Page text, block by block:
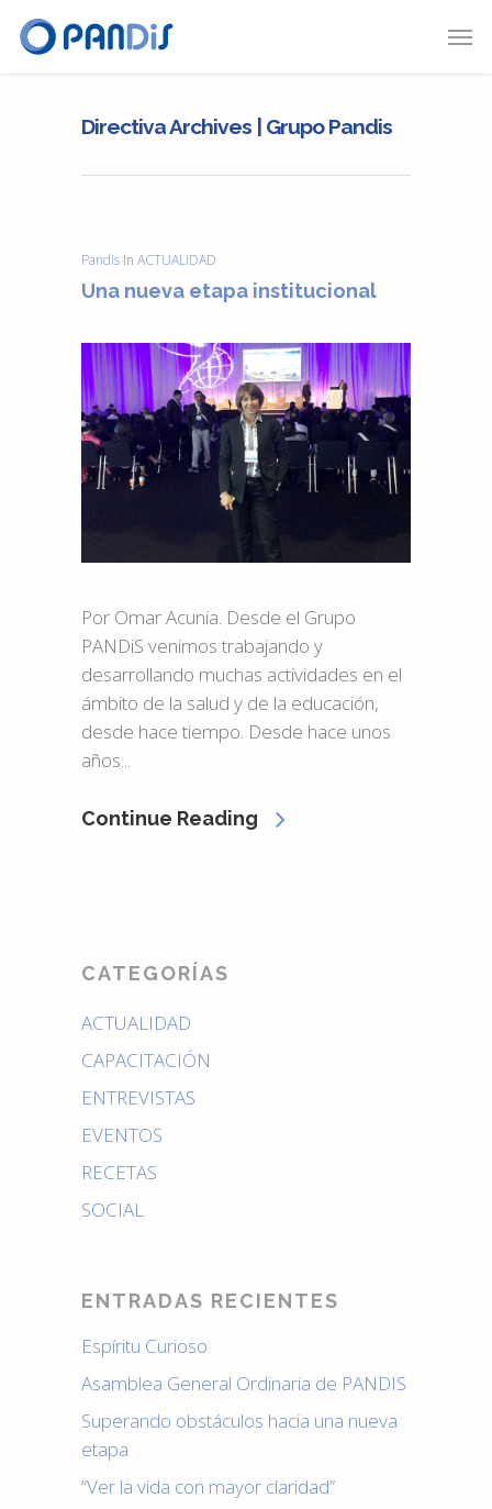
Directiva Archives | Grupo Pandis
Pandis In ACTUALIDAD
Una nueva etapa institucional
Por Omar Acunia. Desde el Grupo
PANDiS venimos trabajando y
desarrollando muchas actividades en el
ámbito de la salud y de la educación,
desde hace tiempo. Desde hace unos
años...
Continue Reading
CATEGORÍAS
ACTUALIDAD
CAPACITACIÓN
ENTREVISTAS
EVENTOS
RECETAS
SOCIAL
ENTRADAS RECIENTES
Espíritu Curioso
Asamblea General Ordinaria de PANDIS
Superando obstáculos hacia una nueva
etapa
“Ver la vida con mayor claridad”